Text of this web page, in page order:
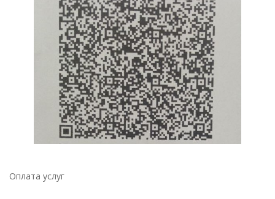
Оплата услуг